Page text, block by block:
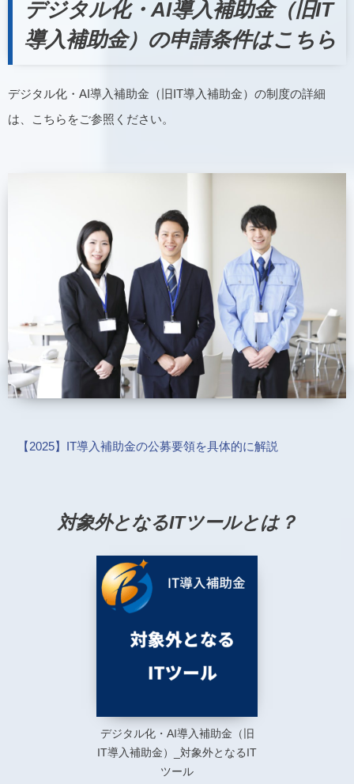
デジタル化・AI導入補助金（旧IT
導入補助金）の申請条件はこちら
デジタル化・AI導入補助金（旧IT導入補助金）の制度の詳細
は、こちらをご参照ください。
【2025】IT導入補助金の公募要領を具体的に解説
対象外となるITツールとは？
デジタル化・AI導入補助金（旧
IT導入補助金）_対象外となるIT
ツール